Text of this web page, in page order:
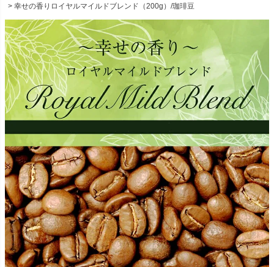
幸せの香りロイヤルマイルドブレンド（200g）/珈琲豆